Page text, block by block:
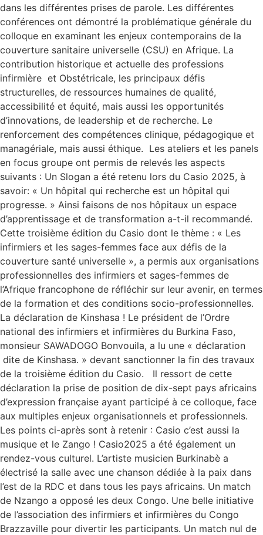
dans les différentes prises de parole. Les différentes
conférences ont démontré la problématique générale du
colloque en examinant les enjeux contemporains de la
couverture sanitaire universelle (CSU) en Afrique. La
contribution historique et actuelle des professions
infirmière et Obstétricale, les principaux défis
structurelles, de ressources humaines de qualité,
accessibilité et équité, mais aussi les opportunités
d’innovations, de leadership et de recherche. Le
renforcement des compétences clinique, pédagogique et
managériale, mais aussi éthique. Les ateliers et les panels
en focus groupe ont permis de relevés les aspects
suivants : Un Slogan a été retenu lors du Casio 2025, à
savoir: « Un hôpital qui recherche est un hôpital qui
progresse. » Ainsi faisons de nos hôpitaux un espace
d’apprentissage et de transformation a-t-il recommandé.
Cette troisième édition du Casio dont le thème : « Les
infirmiers et les sages-femmes face aux défis de la
couverture santé universelle », a permis aux organisations
professionnelles des infirmiers et sages-femmes de
l’Afrique francophone de réfléchir sur leur avenir, en termes
de la formation et des conditions socio-professionnelles.
La déclaration de Kinshasa ! Le président de l’Ordre
national des infirmiers et infirmières du Burkina Faso,
monsieur SAWADOGO Bonvouila, a lu une « déclaration
dite de Kinshasa. » devant sanctionner la fin des travaux
de la troisième édition du Casio. Il ressort de cette
déclaration la prise de position de dix-sept pays africains
d’expression française ayant participé à ce colloque, face
aux multiples enjeux organisationnels et professionnels.
Les points ci-après sont à retenir : Casio c’est aussi la
musique et le Zango ! Casio2025 a été également un
rendez-vous culturel. L’artiste musicien Burkinabè a
électrisé la salle avec une chanson dédiée à la paix dans
l’est de la RDC et dans tous les pays africains. Un match
de Nzango a opposé les deux Congo. Une belle initiative
de l’association des infirmiers et infirmières du Congo
Brazzaville pour divertir les participants. Un match nul de